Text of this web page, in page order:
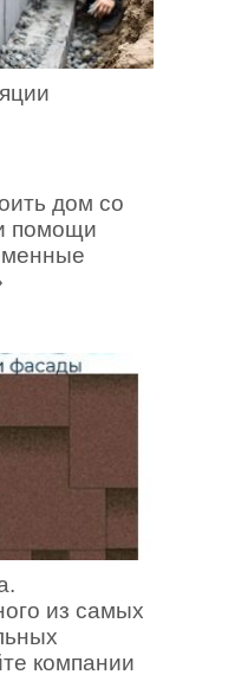
дом со
помощи
из самых
компании